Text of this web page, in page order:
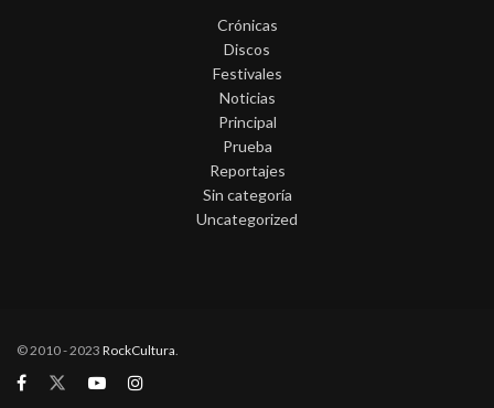
Crónicas
Discos
Festivales
Noticias
Principal
Prueba
Reportajes
Sin categoría
Uncategorized
© 2010 - 2023 RockCultura.